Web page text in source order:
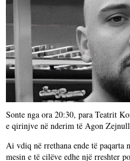
Sonte nga ora 20:30, para Teatrit
e qirinjve në nderim të Agon
Ai vdiq në rrethana ende të paqarta
mesin e të cilëve edhe një rreshter